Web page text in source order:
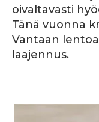
oivaltavasti
Tänä vuonna
Vantaan
laajennus.